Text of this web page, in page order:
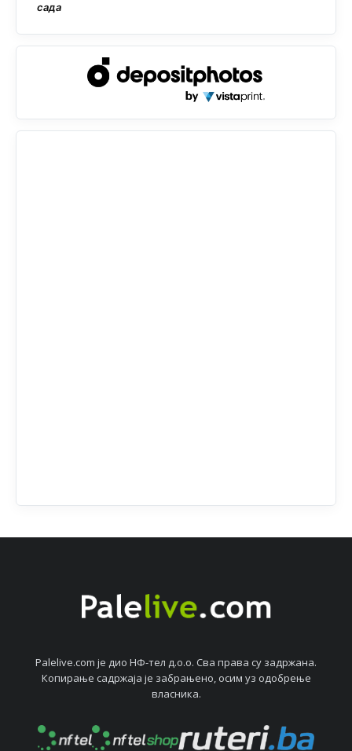
сада
Palelive.com јe дио НФ-тeл д.о.о. Сва права су задржана.
Копирањe садржаја јe забрањeно, осим уз одобрeњe
власника.